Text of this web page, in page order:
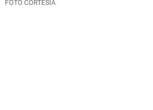
FOTO CORTESÍA